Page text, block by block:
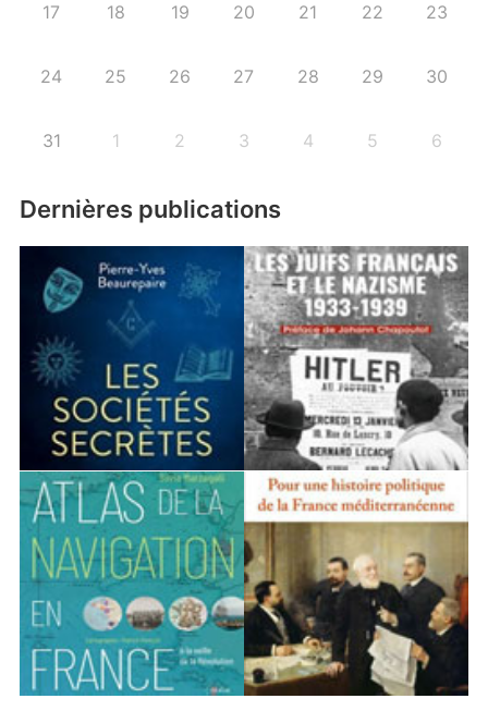
17 18 19 20 21 22 23
24 25 26 27 28 29 30
31 1 2 3 4 5 6
Dernières publications